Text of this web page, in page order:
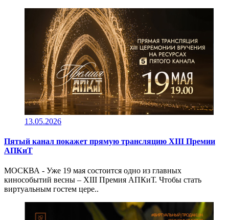
13.05.2026
Пятый канал покажет прямую трансляцию XIII Премии
АПКиТ
МОСКВА - Уже 19 мая состоится одно из главных
кинособытий весны – XIII Премия АПКиТ. Чтобы стать
виртуальным гостем цере..